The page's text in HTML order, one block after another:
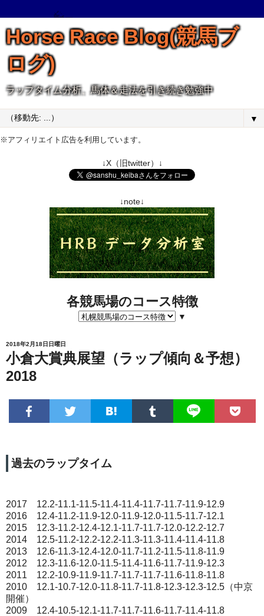
Horse Race Blog(競馬ブ
ログ)
ラップタイム分析、馬体＆走法を引き続き勉強中
▼
※アフィリエイト広告を利用しています。
↓X（旧twitter）↓
↓note↓
各競馬場のコース特徴
▼
2018年2月18日日曜日
小倉大賞典展望（ラップ傾向＆予想）
2018
過去のラップタイム
2017 12.2-11.1-11.5-11.4-11.4-11.7-11.7-11.9-12.9
2016 12.4-11.2-11.9-12.0-11.9-12.0-11.5-11.7-12.1
2015 12.3-11.2-12.4-12.1-11.7-11.7-12.0-12.2-12.7
2014 12.5-11.2-12.2-12.2-11.3-11.3-11.4-11.4-11.8
2013 12.6-11.3-12.4-12.0-11.7-11.2-11.5-11.8-11.9
2012 12.3-11.6-12.0-11.5-11.4-11.6-11.7-11.9-12.3
2011 12.2-10.9-11.9-11.7-11.7-11.7-11.6-11.8-11.8
2010 12.1-10.7-12.0-11.8-11.7-11.8-12.3-12.3-12.5（中京
開催）
2009 12.4-10.5-12.1-11.7-11.7-11.6-11.7-11.4-11.8